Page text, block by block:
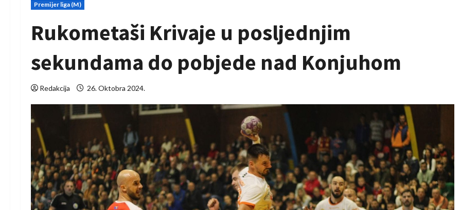
Premijer liga (M)
Rukometaši Krivaje u posljednjim
sekundama do pobjede nad Konjuhom
Redakcija 26. Oktobra 2024.